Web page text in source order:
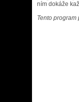
ním dokáže
Tento program